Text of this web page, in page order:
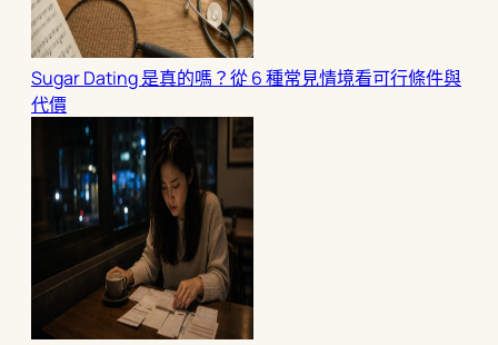
Sugar Dating 是真的嗎？從 6 種常見情境看可行條件與
代價